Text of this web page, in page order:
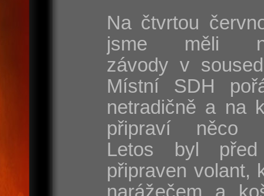
Na čtvrtou
jsme měli
závody v
Místní SDH
netradičně a na
připraví něco
Letos byl před
připraven volant,
narážečem a